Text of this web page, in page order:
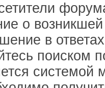
о
в
поиском
системой